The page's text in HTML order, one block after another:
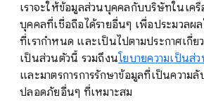
เราจะให้ข้อมูลส่วนบุคคลกับบริษัทในเค
บุคคลที่เชื่อถือได้รายอื่นๆ เพื่อประมวลผล
ที่เรากำหนด และเป็นไปตามประกาศเกี่ย
เป็นส่วนตัวนี้ รวมถึงนโยบายความเป็นส่
และมาตรการการรักษาข้อมูลที่เป็นความลั
ปลอดภัยอื่นๆ ที่เหมาะสม